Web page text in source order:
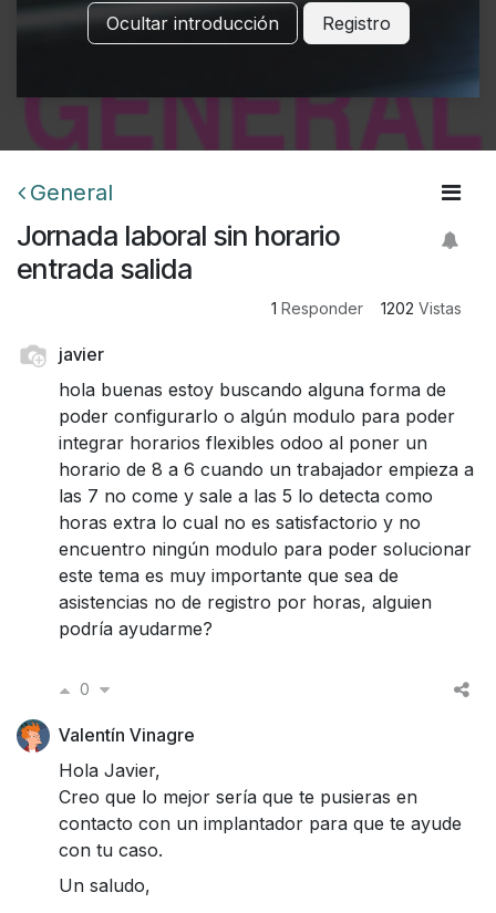
Ocultar introducción Registro
General
Jornada laboral sin horario
entrada salida
1 Responder 1202 Vistas
javier
hola buenas estoy buscando alguna forma de
poder configurarlo o algún modulo para poder
integrar horarios flexibles odoo al poner un
horario de 8 a 6 cuando un trabajador empieza a
las 7 no come y sale a las 5 lo detecta como
horas extra lo cual no es satisfactorio y no
encuentro ningún modulo para poder solucionar
este tema es muy importante que sea de
asistencias no de registro por horas, alguien
podría ayudarme?
0
Valentín Vinagre
Hola Javier,
Creo que lo mejor sería que te pusieras en
contacto con un implantador para que te ayude
con tu caso.
Un saludo,